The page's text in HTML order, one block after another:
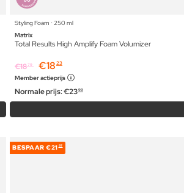
Styling Foam ⋅ 250 ml
Matrix
Total Results High Amplify Foam Volumizer
€1879 €18 23
Member actieprijs
Normale prijs:€2399
BESPAAR €21 97